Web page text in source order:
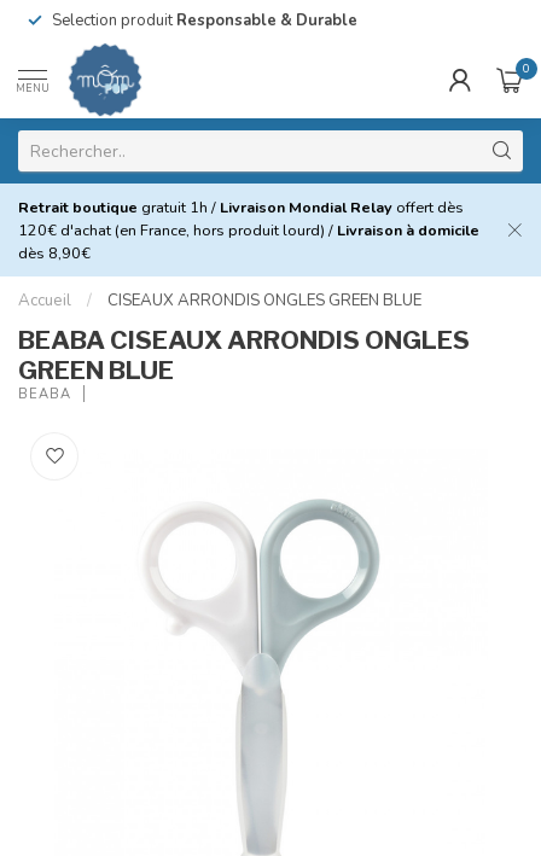
Selection produitResponsable & Durable
MENU
0
Retrait boutique gratuit 1h / Livraison Mondial Relay offert dès
120€ d'achat (en France, hors produit lourd) / Livraison à domicile
dès 8,90€
Accueil / CISEAUX ARRONDIS ONGLES GREEN BLUE
BEABA CISEAUX ARRONDIS ONGLES
GREEN BLUE
BEABA